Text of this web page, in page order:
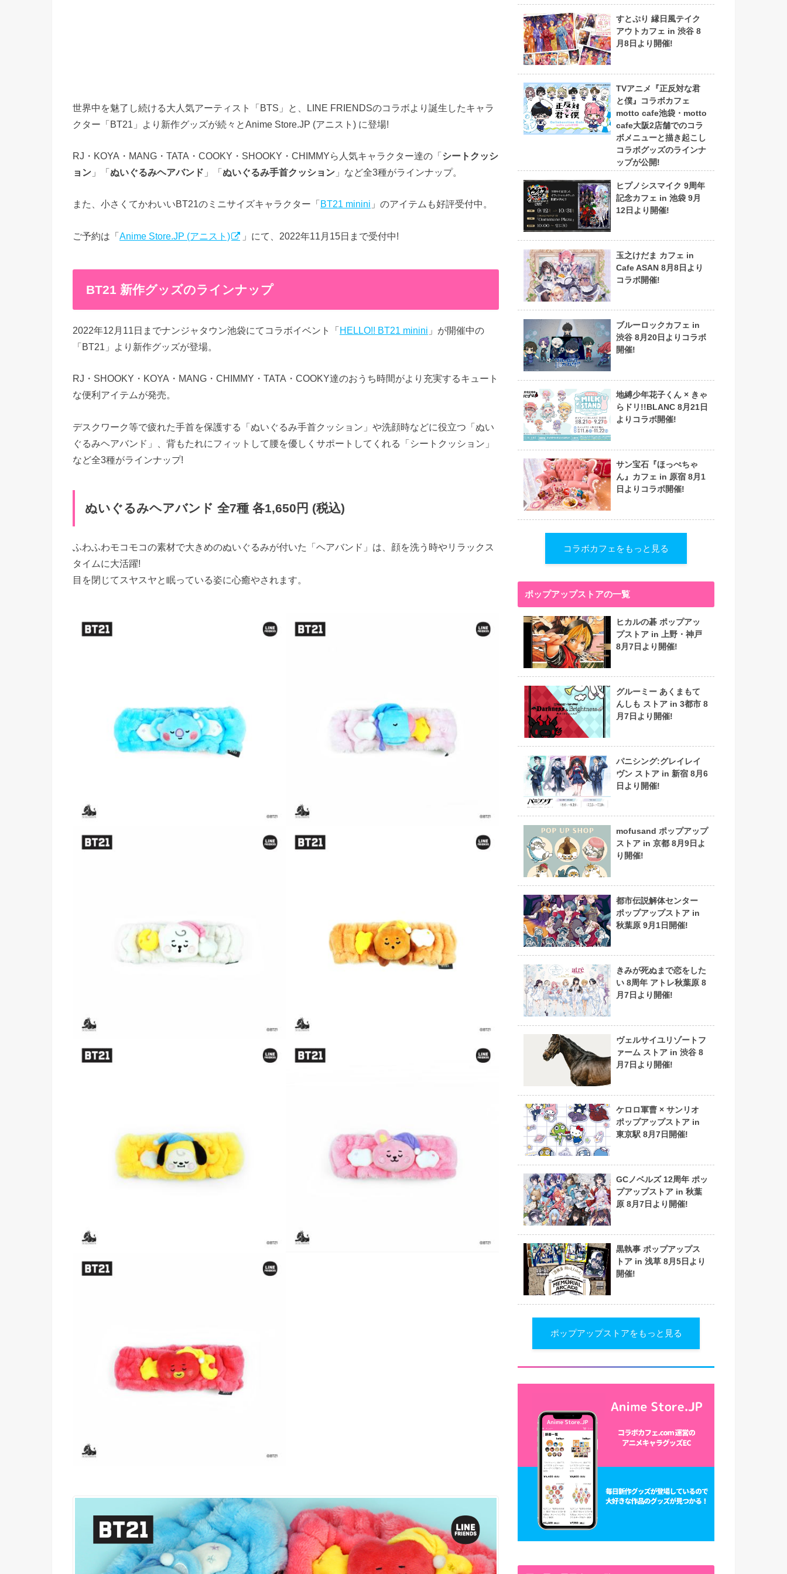
世界中を魅了し続ける大人気アーティスト「BTS」と、LINE FRIENDSのコラボより誕生したキャラ
クター「BT21」より新作グッズが続々とAnime Store.JP (アニスト) に登場!
RJ・KOYA・MANG・TATA・COOKY・SHOOKY・CHIMMYら人気キャラクター達の「シートクッシ
ョン 」「ぬいぐるみヘアバンド 」「ぬいぐるみ手首クッション 」など全3種がラインナップ。
また、小さくてかわいいBT21のミニサイズキャラクター「 BT21 minini 」のアイテムも好評受付中。
ご予約は「Anime Store.JP (アニスト) 」にて、2022年11月15日まで受付中!
BT21 新作グッズのラインナップ
2022年12月11日までナンジャタウン池袋にてコラボイベント「HELLO!! BT21 minini 」が開催中の
「BT21」より新作グッズが登場。
RJ・SHOOKY・KOYA・MANG・CHIMMY・TATA・COOKY達のおうち時間がより充実するキュート
な便利アイテムが発売。
デスクワーク等で疲れた手首を保護する「ぬいぐるみ手首クッション」や洗顔時などに役立つ「ぬい
ぐるみヘアバンド」、背もたれにフィットして腰を優しくサポートしてくれる「シートクッション」
など全3種がラインナップ!
ぬいぐるみヘアバンド 全7種 各1,650円 (税込)
ふわふわモコモコの素材で大きめのぬいぐるみが付いた「ヘアバンド」は、顔を洗う時やリラックス
タイムに大活躍!
目を閉じてスヤスヤと眠っている姿に心癒やされます。
すとぷり 縁日風テイク
アウトカフェ in 渋谷 8
月8日より開催!
TVアニメ『正反対な君
と僕』コラボカフェ
motto cafe池袋・motto
cafe大阪2店舗でのコラ
ボメニューと描き起こし
コラボグッズのラインナ
ップが公開!
ヒプノシスマイク 9周年
記念カフェ in 池袋 9月
12日より開催!
玉之けだま カフェ in
Cafe ASAN 8月8日より
コラボ開催!
ブルーロックカフェ in
渋谷 8月20日よりコラボ
開催!
地縛少年花子くん × きゃ
らドリ!!BLANC 8月21日
よりコラボ開催!
サン宝石『ほっぺちゃ
ん』カフェ in 原宿 8月1
日よりコラボ開催!
コラボカフェをもっと見る
ポップアップストアの一覧
ヒカルの碁 ポップアッ
プストア in 上野・神戸
8月7日より開催!
グルーミー あくまもて
んしも ストア in 3都市 8
月7日より開催!
パニシング:グレイレイ
ヴン ストア in 新宿 8月6
日より開催!
mofusand ポップアップ
ストア in 京都 8月9日よ
り開催!
都市伝説解体センター
ポップアップストア in
秋葉原 9月1日開催!
きみが死ぬまで恋をした
い 8周年 アトレ秋葉原 8
月7日より開催!
ヴェルサイユリゾートフ
ァーム ストア in 渋谷 8
月7日より開催!
ケロロ軍曹 × サンリオ
ポップアップストア in
東京駅 8月7日開催!
GCノベルズ 12周年 ポッ
プアップストア in 秋葉
原 8月7日より開催!
黒執事 ポップアップス
トア in 浅草 8月5日より
開催!
ポップアップストアをもっと見る